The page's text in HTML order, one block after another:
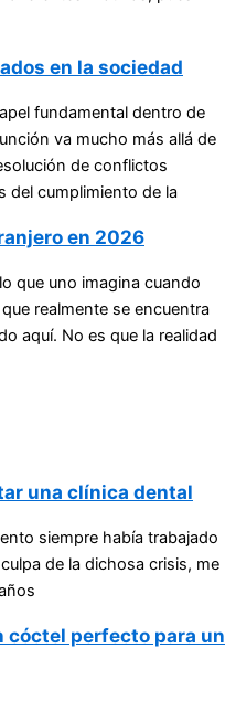
en la sociedad
fundamental dentro de
va mucho más allá de
de conflictos
del cumplimiento de la
en 2026
que uno imagina cuando
realmente se encuentra
aquí. No es que la realidad
una clínica dental
siempre había trabajado
de la dichosa crisis, me
cóctel perfecto para un